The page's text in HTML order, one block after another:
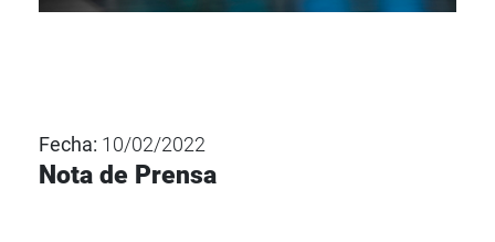
Fecha: 10/02/2022
Nota de Prensa